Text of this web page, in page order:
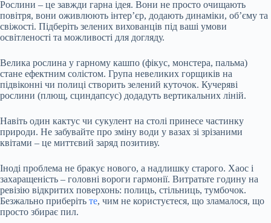
Рослини – це завжди гарна ідея. Вони не просто очищають
повітря, вони оживлюють інтер’єр, додають динаміки, об’єму та
свіжості. Підберіть зелених вихованців під ваші умови
освітленості та можливості для догляду.
Велика рослина у гарному кашпо (фікус, монстера, пальма)
стане ефектним солістом. Група невеликих горщиків на
підвіконні чи полиці створить зелений куточок. Кучеряві
рослини (плющ, сциндапсус) додадуть вертикальних ліній.
Навіть один кактус чи сукулент на столі принесе частинку
природи. Не забувайте про зміну води у вазах зі зрізаними
квітами – це миттєвий заряд позитиву.
Іноді проблема не бракує нового, а надлишку старого. Хаос і
захаращеність – головні вороги гармонії. Витратьте годину на
ревізію відкритих поверхонь: полиць, стільниць, тумбочок.
Безжально приберіть те, чим не користуєтеся, що зламалося, що
просто збирає пил.